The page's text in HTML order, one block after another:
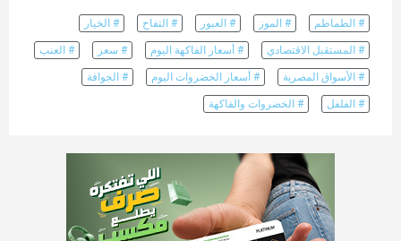
# الطماطم # الموز # العبور # التفاح # الخيار
# المستقبل الاقتصادي # أسعار الفاكهة اليوم # سعر # العنب
# الأسواق المصرية # أسعار الخضروات اليوم # الجوافة
# الفلفل # الخضروات والفاكهة